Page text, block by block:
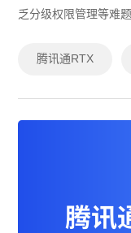
乏分级权限管理等难
构同步及灵活权限管
腾讯通RTX